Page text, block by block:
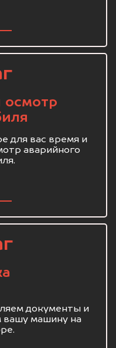
осмотр
для вас время и
аварийного
документы и
машину на